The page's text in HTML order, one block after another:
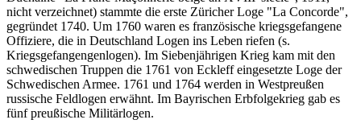
nicht verzeichnet) stammte die erste Züricher Loge "La Concorde",
gegründet 1740. Um 1760 waren es französische kriegsgefangene
Offiziere, die in Deutschland Logen ins Leben riefen (s.
Kriegsgefangengenlogen). Im Siebenjährigen Krieg kam mit den
schwedischen Truppen die 1761 von Eckleff eingesetzte Loge der
Schwedischen Armee. 1761 und 1764 werden in Westpreußen
russische Feldlogen erwähnt. Im Bayrischen Erbfolgekrieg gab es
fünf preußische Militärlogen.